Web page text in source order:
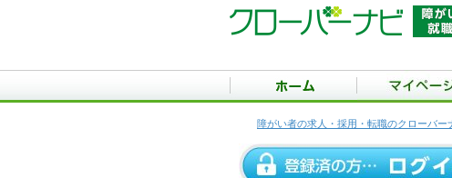
障がい者の求人・採用・転職のクローバー